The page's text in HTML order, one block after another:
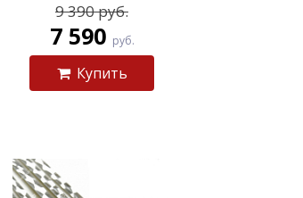
9 390 руб.
7 590 руб.
Купить